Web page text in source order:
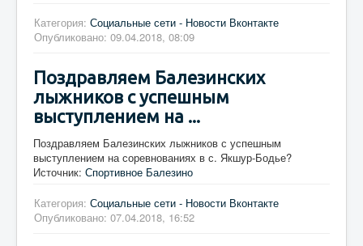
Категория: Социальные сети - Новости Вконтакте
Опубликовано: 09.04.2018, 08:09
Поздравляем Балезинских
лыжников с успешным
выступлением на ...
Поздравляем Балезинских лыжников с успешным
выступлением на соревнованиях в с. Якшур-Бодье?
Источник: Спортивное Балезино
Категория: Социальные сети - Новости Вконтакте
Опубликовано: 07.04.2018, 16:52